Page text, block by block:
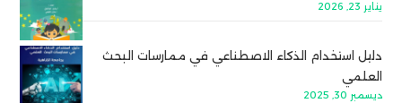
يناير 23, 2026
دليل استخدام الذكاء الاصطناعي في ممارسات البحث
العلمي
ديسمبر 30, 2025